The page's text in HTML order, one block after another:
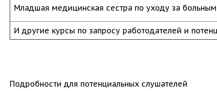
Младшая медицинская сестра по уходу за
И другие курсы по запросу работодателей и
Подробности для потенциальных слушателей